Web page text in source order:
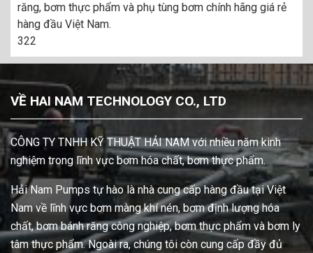
răng, bơm thực phẩm và phụ tùng bơm chính hãng giá rẻ
hàng đầu Việt Nam.
322
VỀ HAI NAM TECHNOLOGY CO., LTD
CÔNG TY TNHH KỸ THUẬT HẢI NAM với nhiều năm kinh
nghiệm trong lĩnh vực bơm hóa chất, bơm thực phẩm.
Hải Nam Pumps tự hào là nhà cung cấp hàng đầu tại Việt
Nam về lĩnh vực bơm màng khí nén, bơm định lượng hóa
chất, bơm bánh răng công nghiệp, bơm thực phẩm và bơm ly
tâm thực phẩm. Ngoài ra, chúng tôi còn cung cấp đầy đủ